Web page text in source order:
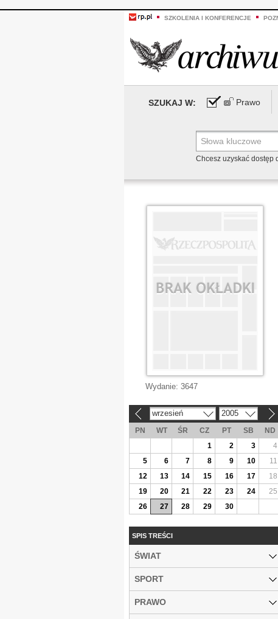
SZKOLENIA I KONFERENCJE
SZUKAJ W: Prawo
Chcesz uzyskać dostęp
Wydanie: 3647
wrzesień 2005
PN WT ŚR CZ PT SB
ND
1
2 3
4
5
6 7 8 9 10
11
12
13 14 15 16 17
18
19
20 21 22 23 24
25
26
27 28 29 30
SPIS TREŚCI
ŚWIAT
SPORT
PRAWO